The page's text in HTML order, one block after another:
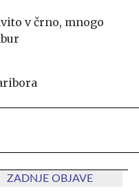
v črno, mnogo
ZADNJE OBJAVE